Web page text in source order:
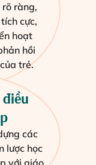
ràng,
cực,
hoạt
hồi
trẻ.
các
lược học